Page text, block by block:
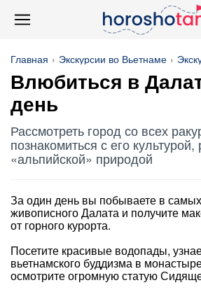
Главная Экскурсии во Вьетнаме
Влюбиться в
день
Рассмотреть город со всех
познакомиться с его культурой,
«альпийской» природой
За один день вы побываете в самых
живописного Далата и получите
от горного курорта.
Посетите красивые водопады,
вьетнамского буддизма в
осмотрите огромную статую